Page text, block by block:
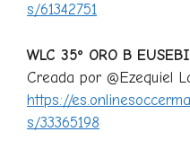
s/61342751
WLC 35º ORO B
Creada por @Ezequiel
https://
s/33365198